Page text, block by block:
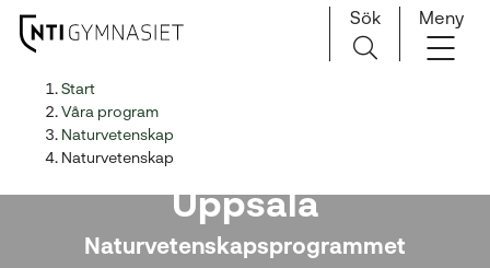
Huvudnavigation
Sök Meny
Start
Våra program
Naturvetenskap
Naturvetenskap
Naturvetenskap på NTI
Uppsala
Naturvetenskapsprogrammet